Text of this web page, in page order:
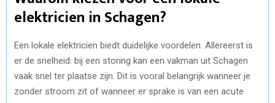
elektricien in Schagen?
Een lokale elektricien biedt duidelijke voordelen. Allereerst is
er de snelheid: bij een storing kan een vakman uit Schagen
vaak snel ter plaatse zijn. Dit is vooral belangrijk wanneer je
zonder stroom zit of wanneer er sprake is van een acute